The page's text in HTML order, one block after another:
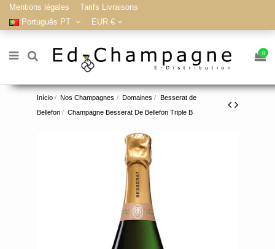
Mentions légales
Tarifs Livraisons
Português PT
EUR €
0
Início Nos Champagnes Domaines
Besserat de
Bellefon
Champagne Besserat De Bellefon Triple B